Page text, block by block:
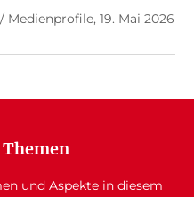
19. Mai 2026
und Aspekte in diesem